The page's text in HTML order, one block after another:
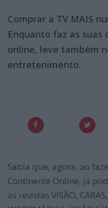
Comprar a TV MAIS
Enquanto faz as suas
online, leve também
entretenimento.
Sabia que, agora, ao
Continente Online, já
as revistas VISÃO,